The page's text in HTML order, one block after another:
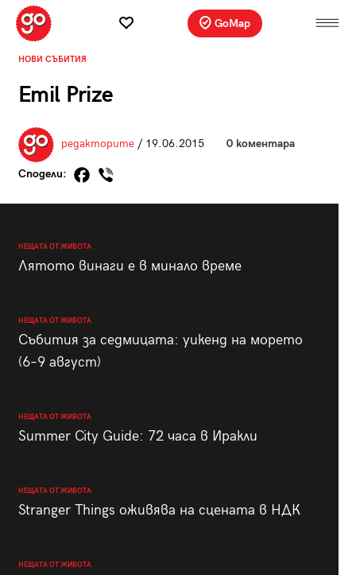
GoMap
НОВИ СЪБИТИЯ
Emil Prize
редакторите/ 19.06.2015 0 коментара
Сподели:
НЕЩАТА ОТ ЖИВОТА
Лятото винаги е в минало време
НЕЩАТА ОТ ЖИВОТА
Събития за седмицата: уикенд на морето
(6–9 август)
НЕЩАТА ОТ ЖИВОТА
Summer City Guide: 72 часа в Иракли
НЕЩАТА ОТ ЖИВОТА
Stranger Things оживява на сцената в НДК
НЕЩАТА ОТ ЖИВОТА